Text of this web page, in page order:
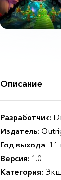
Описание
Разработчик:
Издатель:
Год выхода: 11
Версия: 1.0
Категория: